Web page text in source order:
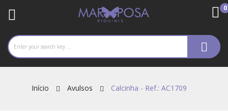
0
Início Avulsos Calcinha - Ref.: AC1709